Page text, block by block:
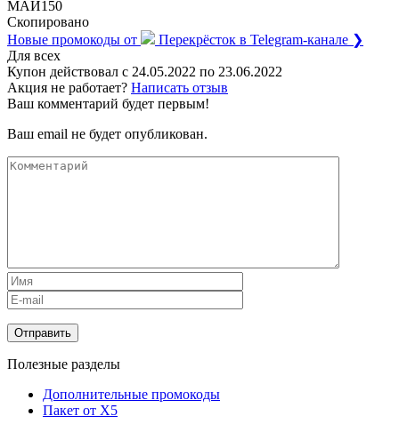
МАЙ150
Скопировано
Новые промокоды от
Перекрёсток в Telegram-канале ❯
Для всех
Купон действовал с 24.05.2022 по 23.06.2022
Акция не работает? Написать отзыв
Ваш комментарий будет первым!
Ваш email не будет опубликован.
Полезные разделы
Дополнительные промокоды
Пакет от X5